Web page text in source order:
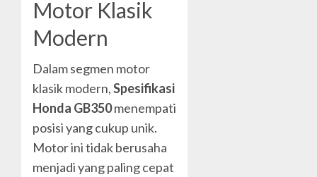
Motor Klasik
Modern
Dalam segmen motor
klasik modern,Spesifikasi
Honda GB350menempati
posisi yang cukup unik.
Motor ini tidak berusaha
menjadi yang paling cepat